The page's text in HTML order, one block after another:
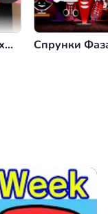
Спрунки